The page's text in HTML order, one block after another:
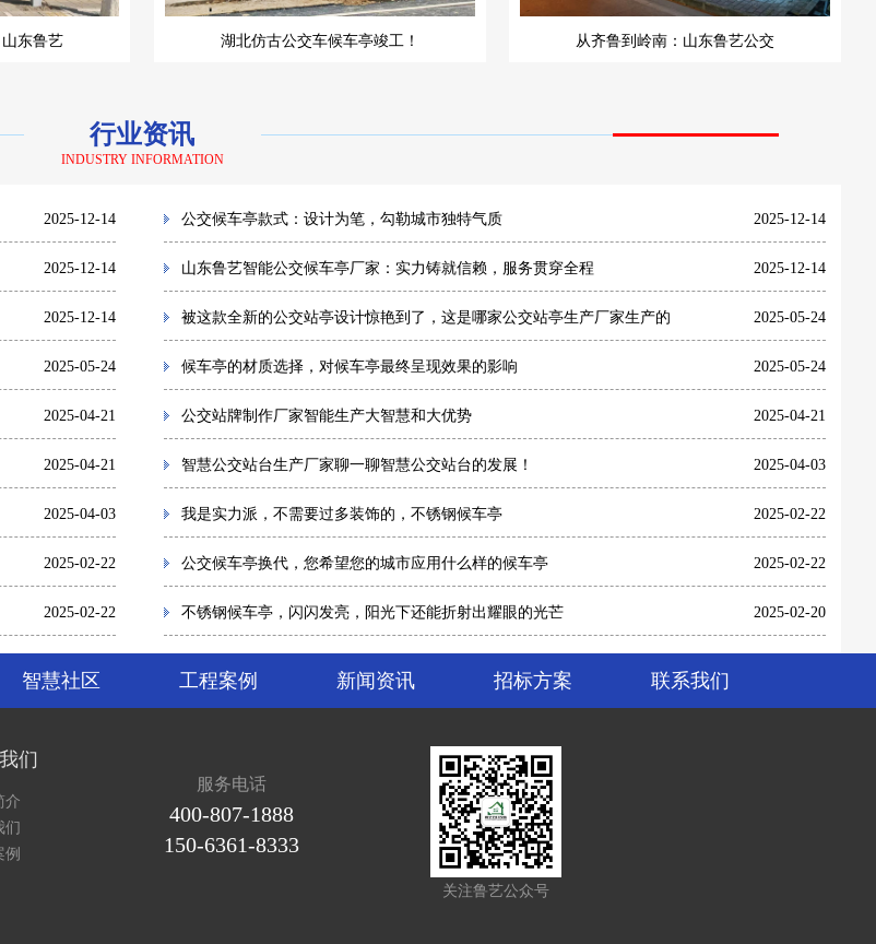
东鲁艺 湖北仿古公交车候车亭竣工！ 从齐鲁到岭南：山东鲁艺公交
行业资讯
INDUSTRY INFORMATION
2025-12-14 公交候车亭款式：设计为笔，勾勒城市独特气质 2025-12-14
2025-12-14 山东鲁艺智能公交候车亭厂家：实力铸就信赖，服务贯穿全程 2025-12-14
2025-12-14 被这款全新的公交站亭设计惊艳到了，这是哪家公交站亭生产厂家生产的 2025-05-24
2025-05-24 候车亭的材质选择，对候车亭最终呈现效果的影响 2025-05-24
2025-04-21 公交站牌制作厂家智能生产大智慧和大优势 2025-04-21
2025-04-21 智慧公交站台生产厂家聊一聊智慧公交站台的发展！ 2025-04-03
2025-04-03 我是实力派，不需要过多装饰的，不锈钢候车亭 2025-02-22
2025-02-22 公交候车亭换代，您希望您的城市应用什么样的候车亭 2025-02-22
2025-02-22 不锈钢候车亭，闪闪发亮，阳光下还能折射出耀眼的光芒 2025-02-20
智慧社区 工程案例 新闻资讯 招标方案 联系我们
们
介
们
例
服务电话
400-807-1888
150-6361-8333
关注鲁艺公众号